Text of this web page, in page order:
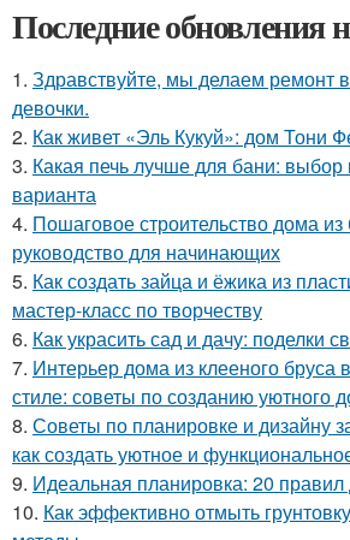
Последние обновления
1. Здравствуйте, мы делаем ремонт
девочки.
2. Как живет «Эль Кукуй»: дом Тони
3. Какая печь лучше для бани: выбор
варианта
4. Пошаговое строительство дома
руководство для начинающих
5. Как создать зайца и ёжика из
мастер-класс по творчеству
6. Как украсить сад и дачу: поделки
7. Интерьер дома из клееного бруса
стиле: советы по созданию уютного
8. Советы по планировке и дизайну
как создать уютное и
9. Идеальная планировка: 20
10. Как эффективно отмыть